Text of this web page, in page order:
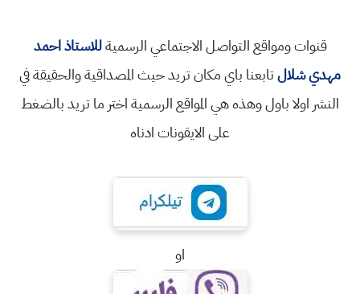
قنوات ومواقع التواصل الاجتماعي الرسميةللاستاذ احمد
مهدي شلالتابعنا باي مكان تريد حيث المصداقية والحقيقة في
النشر اولا باول وهذه هي المواقع الرسمية اختر ما تريد بالضغط
على الايقونات ادناه
او